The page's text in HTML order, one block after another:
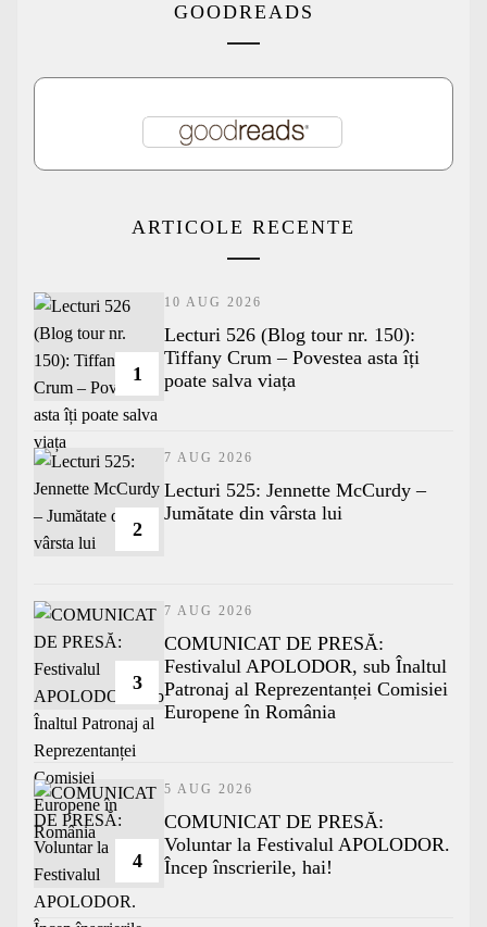
GOODREADS
ARTICOLE RECENTE
1
10 AUG 2026
Lecturi 526 (Blog tour nr. 150):
Tiffany Crum – Povestea asta îți
poate salva viața
2
7 AUG 2026
Lecturi 525: Jennette McCurdy –
Jumătate din vârsta lui
3
7 AUG 2026
COMUNICAT DE PRESĂ:
Festivalul APOLODOR, sub Înaltul
Patronaj al Reprezentanței Comisiei
Europene în România
4
5 AUG 2026
COMUNICAT DE PRESĂ:
Voluntar la Festivalul APOLODOR.
Încep înscrierile, hai!